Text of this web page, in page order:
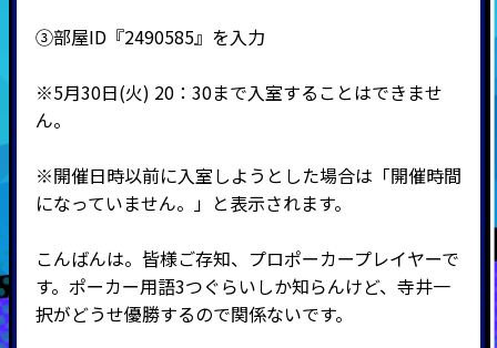
③部屋ID『2490585』を入力
※5月30日(火) 20：30まで入室することはできませ
ん。
※開催日時以前に入室しようとした場合は「開催時間
になっていません。」と表示されます。
こんばんは。皆様ご存知、プロポーカープレイヤーで
す。ポーカー用語3つぐらいしか知らんけど、寺井一
択がどうせ優勝するので関係ないです。